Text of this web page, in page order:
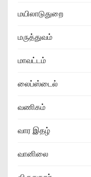
மயிலாடுதுறை
மருத்துவம்
மாவட்டம்
லைப்ஸ்டைல்
வணிகம்
வார இதழ்
வானிலை